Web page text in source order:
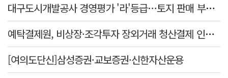
대구도시개발공사 경영평가 '라'등급…토지 판매 부진에 1년 만에 두 단계 '뚝'
예탁결제원, 비상장·조각투자 장외거래 청산결제 인프라 구축 착수…연내 가동
[여의도단신]삼성증권·교보증권·신한자산운용